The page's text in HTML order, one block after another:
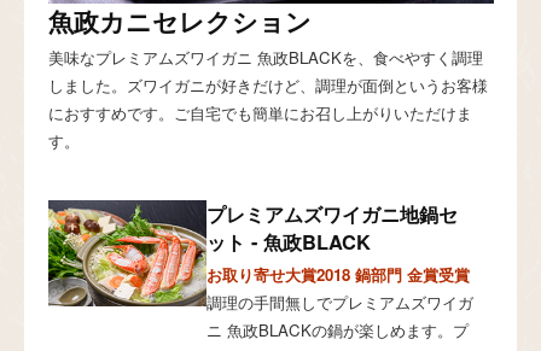
魚政カニセレクション
美味なプレミアムズワイガニ 魚政BLACKを、食べやすく調理
しました。ズワイガニが好きだけど、調理が面倒というお客様
におすすめです。ご自宅でも簡単にお召し上がりいただけま
す。
プレミアムズワイガニ地鍋セ
ット - 魚政BLACK
お取り寄せ大賞2018 鍋部門 金賞受賞
調理の手間無しでプレミアムズワイガ
ニ 魚政BLACKの鍋が楽しめます。プ